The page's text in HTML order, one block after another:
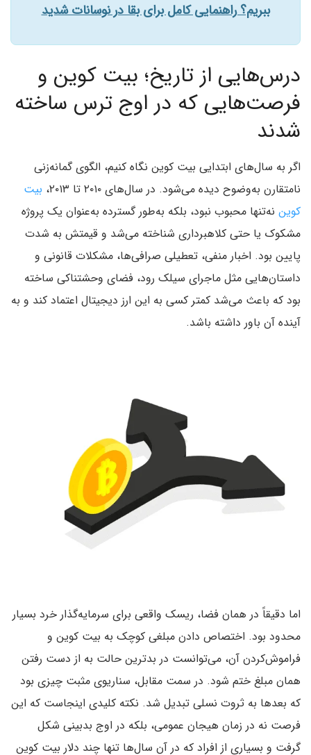
ببریم؟ راهنمایی کامل برای بقا در نوسانات شدید
درس‌هایی از تاریخ؛ بیت کوین و
فرصت‌هایی که در اوج ترس ساخته
شدند
اگر به سال‌های ابتدایی بیت کوین نگاه کنیم، الگوی گمانه‌زنی
نامتقارن به‌وضوح دیده می‌شود. در سال‌های ۲۰۱۰ تا ۲۰۱۳،
بیت
کوین نه‌تنها محبوب نبود، بلکه به‌طور گسترده به‌عنوان یک پروژه
مشکوک یا حتی کلاهبرداری شناخته می‌شد و قیمتش به شدت
پایین بود. اخبار منفی، تعطیلی صرافی‌ها، مشکلات قانونی و
داستان‌هایی مثل ماجرای سیلک رود، فضای وحشتناکی ساخته
بود که باعث می‌شد کمتر کسی به این ارز دیجیتال اعتماد کند و به
آینده آن باور داشته باشد.
اما دقیقاً در همان فضا، ریسک واقعی برای سرمایه‌گذار خرد بسیار
محدود بود. اختصاص دادن مبلغی کوچک به بیت کوین و
فراموش‌کردن آن، می‌توانست در بدترین حالت به از دست رفتن
همان مبلغ ختم شود. در سمت مقابل، سناریوی مثبت چیزی بود
که بعدها به ثروت نسلی تبدیل شد. نکته کلیدی اینجاست که این
فرصت نه در زمان هیجان عمومی، بلکه در اوج بدبینی شکل
گرفت و بسیاری از افراد که در آن سال‌ها تنها چند دلار بیت کوین